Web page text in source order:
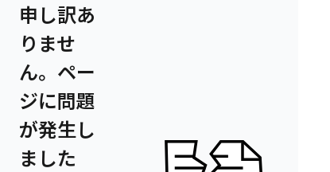
申し訳あ
りませ
ん。ペー
ジに問題
が発生し
ました